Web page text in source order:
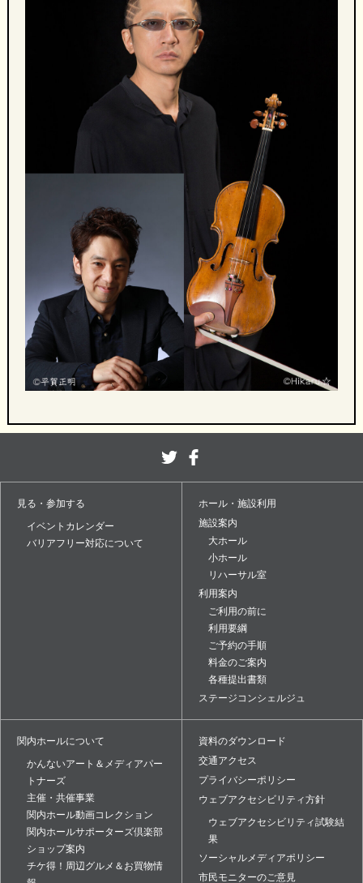
見る・参加する
イベントカレンダー
バリアフリー対応について
ホール・施設利用
施設案内
大ホール
小ホール
リハーサル室
利用案内
ご利用の前に
利用要綱
ご予約の手順
料金のご案内
各種提出書類
ステージコンシェルジュ
関内ホールについて
かんないアート＆メディアパー
トナーズ
主催・共催事業
関内ホール動画コレクション
関内ホールサポーターズ倶楽部
ショップ案内
チケ得！周辺グルメ＆お買物情
資料のダウンロード
交通アクセス
プライバシーポリシー
ウェブアクセシビリティ方針
ウェブアクセシビリティ試験結
果
ソーシャルメディアポリシー
市民モニターのご意見